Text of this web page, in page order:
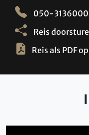
050-3136000
Reis
Reis als PDF